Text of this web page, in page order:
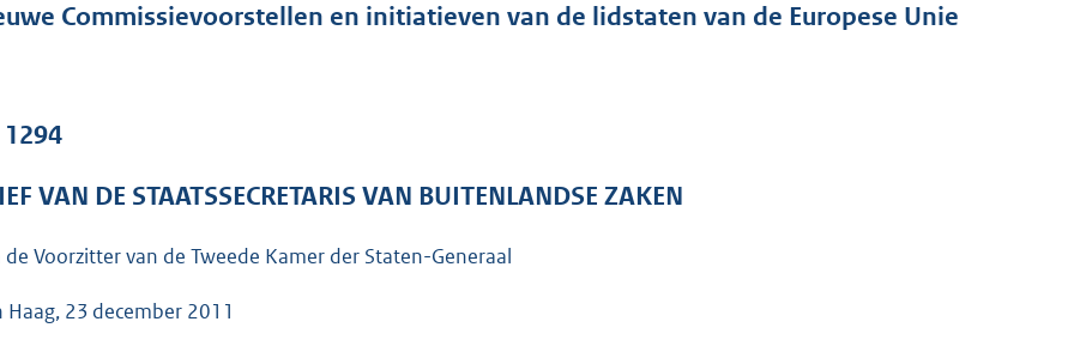
a
r
o
Commissievoorstellen en initiatieven van de lidstaten van de Europese Unie
1294
VAN DE STAATSSECRETARIS VAN BUITENLANDSE ZAKEN
de Voorzitter van de Tweede Kamer der Staten-Generaal
Haag, 23 december 2011